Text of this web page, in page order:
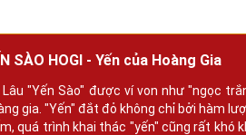
SÀO HOGI - Yến của Hoàng Gia
Lâu "Yến Sào" được ví von như "ngọc
gia. "Yến" đắt đỏ không chỉ bởi hàm
quá trình khai thác "yến" cũng rất khó